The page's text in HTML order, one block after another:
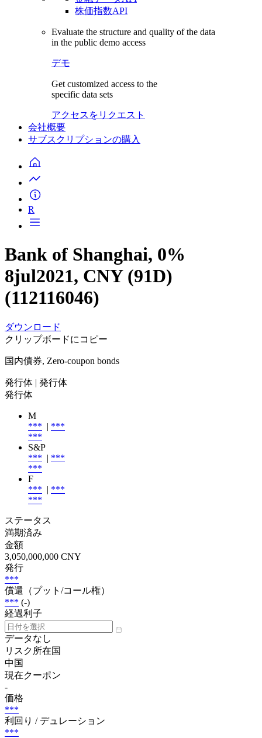
株価指数API
Evaluate the structure and quality of the data
in the public demo access
デモ
Get customized access to the
specific data sets
アクセスをリクエスト
会社概要
サブスクリプションの購入
R
Bank of Shanghai, 0%
8jul2021, CNY (91D)
(112116046)
ダウンロード
クリップボードにコピー
国内債券, Zero-coupon bonds
発行体 | 発行体
発行体
M
*** | ***
***
S&P
*** | ***
***
F
*** | ***
***
ステータス
満期済み
金額
3,050,000,000 CNY
発行
***
償還（プット/コール権）
*** (-)
経過利子
データなし
リスク所在国
中国
現在クーポン
-
価格
***
利回り / デュレーション
***